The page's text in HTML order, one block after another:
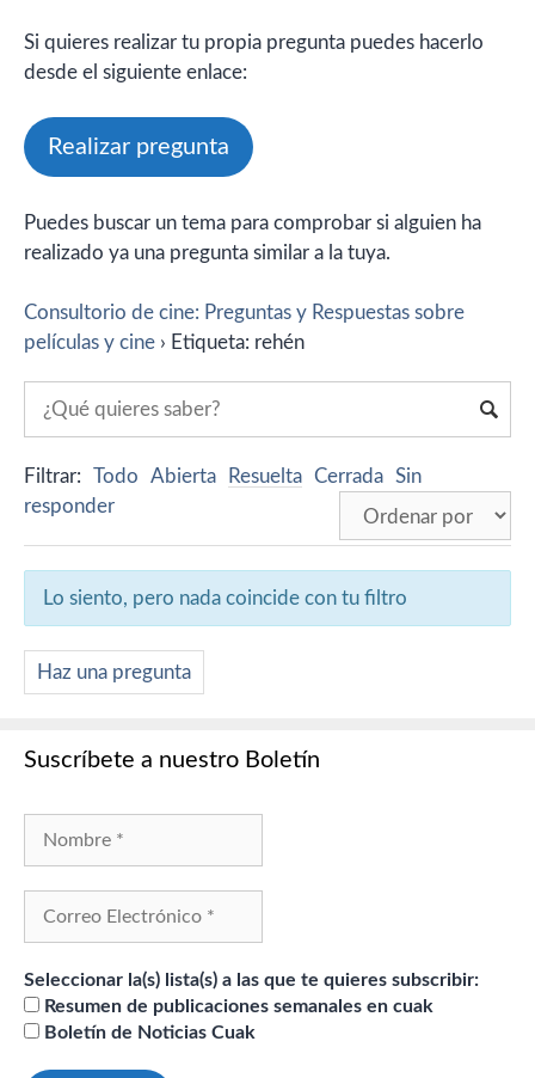
Si quieres realizar tu propia pregunta puedes hacerlo
desde el siguiente enlace:
Realizar pregunta
Puedes buscar un tema para comprobar si alguien ha
realizado ya una pregunta similar a la tuya.
Consultorio de cine: Preguntas y Respuestas sobre
películas y cine › Etiqueta: rehén
Filtrar: Todo Abierta Resuelta Cerrada Sin
responder
Lo siento, pero nada coincide con tu filtro
Haz una pregunta
Suscríbete a nuestro Boletín
Seleccionar la(s) lista(s) a las que te quieres subscribir:
Resumen de publicaciones semanales en cuak
Boletín de Noticias Cuak